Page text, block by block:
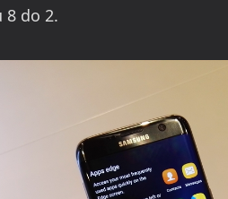
8 do 2.